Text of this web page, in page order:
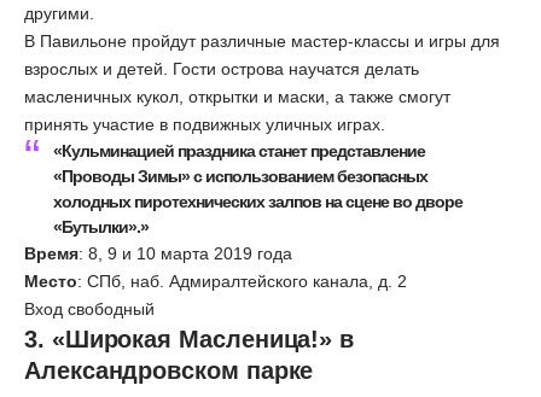
другими.
В Павильоне пройдут различные мастер-классы и игры для
взрослых и детей. Гости острова научатся делать
масленичных кукол, открытки и маски, а также смогут
принять участие в подвижных уличных играх.
«Кульминацией праздника станет представление
«Проводы Зимы» с использованием безопасных
холодных пиротехнических залпов на сцене во дворе
«Бутылки».»
Время: 8, 9 и 10 марта 2019 года
Место: СПб, наб. Адмиралтейского канала, д. 2
Вход свободный
3. «Широкая Масленица!» в
Александровском парке